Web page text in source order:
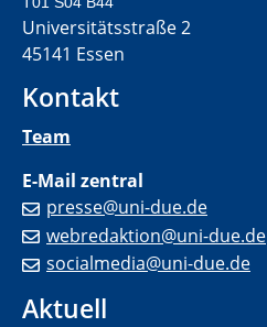
Universitätsstraße 2
45141 Essen
Kontakt
Team
E-Mail zentral
presse@uni-due.de
webredaktion@uni-due.de
socialmedia@uni-due.de
Aktuell